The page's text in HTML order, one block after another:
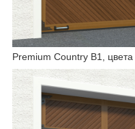
Premium Country B1,